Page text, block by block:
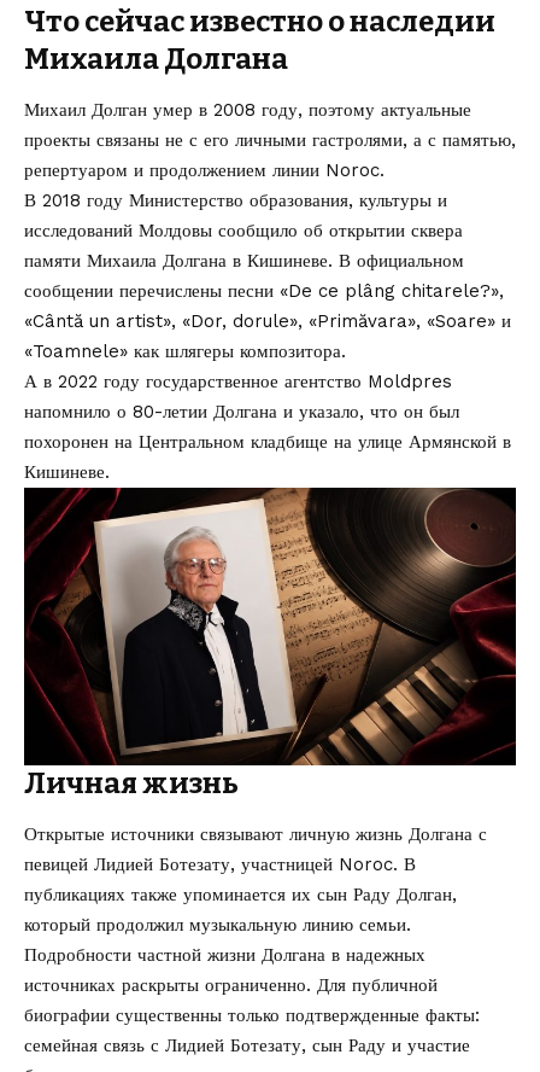
Что сейчас известно о наследии
Михаила Долгана
Михаил Долган умер в 2008 году, поэтому актуальные
проекты связаны не с его личными гастролями, а с памятью,
репертуаром и продолжением линии Noroc.
В 2018 году Министерство образования, культуры и
исследований Молдовы сообщило об открытии сквера
памяти Михаила Долгана в Кишиневе. В официальном
сообщении перечислены песни «De ce plâng chitarele?»,
«Cântă un artist», «Dor, dorule», «Primăvara», «Soare» и
«Toamnele» как шлягеры композитора.
А в 2022 году государственное агентство Moldpres
напомнило о 80-летии Долгана и указало, что он был
похоронен на Центральном кладбище на улице Армянской в
Кишиневе.
Личная жизнь
Открытые источники связывают личную жизнь Долгана с
певицей Лидией Ботезату, участницей Noroc. В
публикациях также упоминается их сын Раду Долган,
который продолжил музыкальную линию семьи.
Подробности частной жизни Долгана в надежных
источниках раскрыты ограниченно. Для публичной
биографии существенны только подтвержденные факты:
семейная связь с Лидией Ботезату, сын Раду и участие